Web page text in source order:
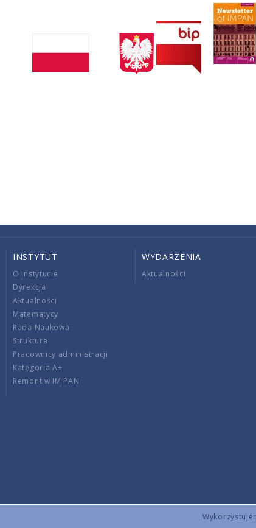
INSTYTUT
O Instytucie
Dyrekcja
Aktualności
Matematycy
Rada Naukowa
Struktura
Pracownicy administracji
Kategoria A+
Remont w IM PAN
WYDARZENIA
Aktualności